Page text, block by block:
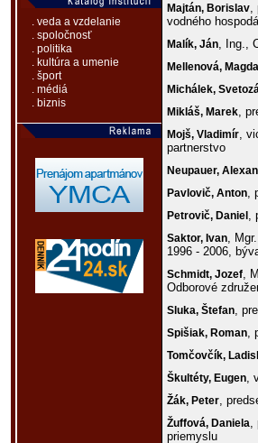
. veda a vzdelanie
. spoločnosť
. politika
. kultúra a umenie
. šport
. médiá
. biznis
Majtán, Borislav,
vodného
Malík, Ján, Ing.,
Mellenová,
Michálek,
Mikláš, Marek,
Mojš, Vladimír,
partnerstvo
Neupauer,
Pavlovič, Anton,
Petrovič, Daniel ,
Saktor, Ivan,
1996 - 2006,
Schmidt, Jozef,
Odborové
Sluka, Štefan,
Spišiak, Roman,
Tomčovčík,
Škultéty, Eugen,
Žák, Peter,
Žuffová, Daniela,
priemyslu